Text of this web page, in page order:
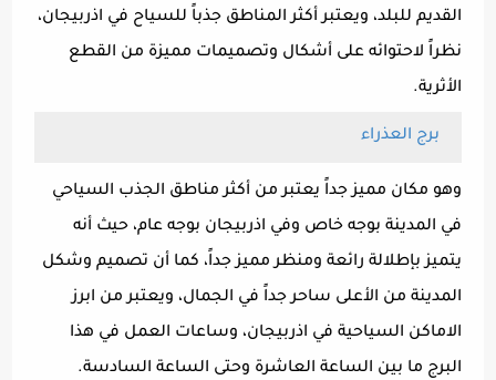
القديم للبلد، ويعتبر أكثر المناطق جذباً للسياح في اذربيجان،
نظراً لاحتوائه على أشكال وتصميمات مميزة من القطع
الأثرية.
برج العذراء
وهو مكان مميز جداً يعتبر من أكثر مناطق الجذب السياحي
في المدينة بوجه خاص وفي اذربيجان بوجه عام، حيث أنه
يتميز بإطلالة رائعة ومنظر مميز جداً، كما أن تصميم وشكل
المدينة من الأعلى ساحر جداً في الجمال، ويعتبر من ابرز
الاماكن السياحية في اذربيجان، وساعات العمل في هذا
البرج ما بين الساعة العاشرة وحتى الساعة السادسة.